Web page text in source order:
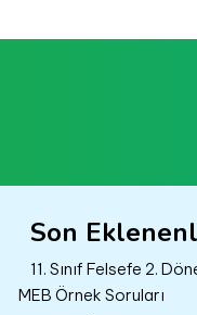
Son
11. Sınıf Felsefe 2.
MEB Örnek Soruları